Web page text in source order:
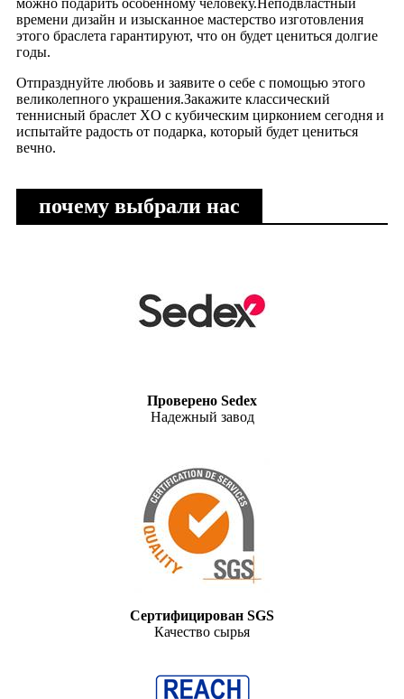
можно подарить особенному человеку.Неподвластный
времени дизайн и изысканное мастерство изготовления
этого браслета гарантируют, что он будет цениться долгие
годы.
Отпразднуйте любовь и заявите о себе с помощью этого
великолепного украшения.Закажите классический
теннисный браслет XO с кубическим цирконием сегодня и
испытайте радость от подарка, который будет цениться
вечно.
почему выбрали нас
Проверено Sedex
Надежный завод
Сертифицирован SGS
Качество сырья